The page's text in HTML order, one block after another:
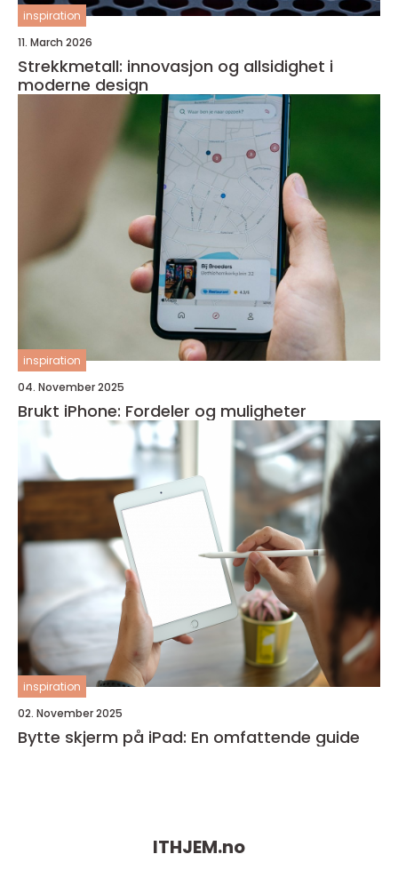
inspiration
11. March 2026
Strekkmetall: innovasjon og allsidighet i
moderne design
inspiration
04. November 2025
Brukt iPhone: Fordeler og muligheter
inspiration
02. November 2025
Bytte skjerm på iPad: En omfattende guide
ITHJEM.no